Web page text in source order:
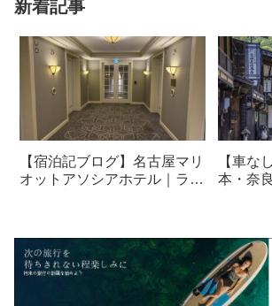
新着記事
【宿泊記ブログ】名古屋マリ
オットアソシアホテル｜ラウ
【車な
本・奈